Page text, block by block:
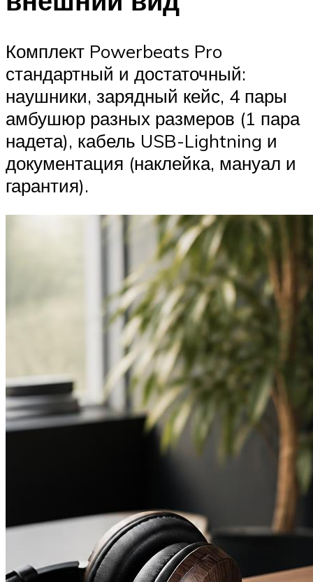
Комплект Powerbeats Pro
стандартный и достаточный:
наушники, зарядный кейс, 4 пары
амбушюр разных размеров (1 пара
надета), кабель USB-Lightning и
документация (наклейка, мануал и
гарантия).